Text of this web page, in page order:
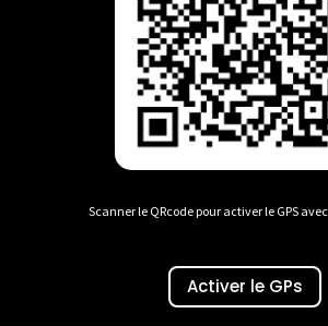
Scanner le QRcode pour activer le GPS
Activer le GPs